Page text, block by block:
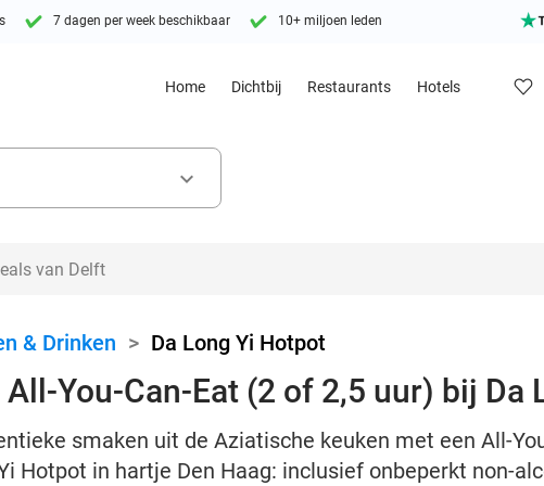
7 dagen per week beschikbaar 10+ miljoen leden
Home Dichtbij Restaurants Hotels
keyboard_arrow_down
& Drinken > Da Long Yi Hotpot
You-Can-Eat (2 of 2,5 uur) bij Da
smaken uit de Aziatische keuken met een All-
Hotpot in hartje Den Haag: inclusief onbeperkt non-